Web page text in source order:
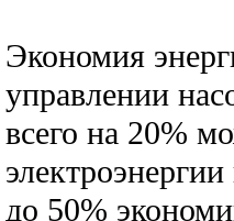
Экономия
управлении
всего на 20%
до 50%